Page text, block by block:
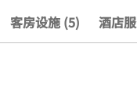
客房设施 (5) 酒店